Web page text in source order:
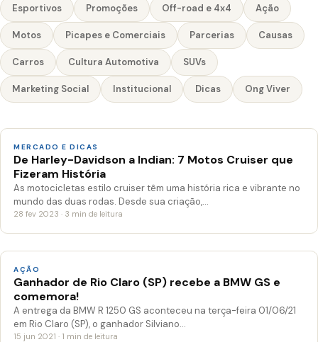
Esportivos Promoções Off-road e 4x4 Ação
Motos Picapes e Comerciais Parcerias Causas
Carros Cultura Automotiva SUVs
Marketing Social Institucional Dicas Ong Viver
MERCADO E DICAS
De Harley-Davidson a Indian: 7 Motos Cruiser que
Fizeram História
As motocicletas estilo cruiser têm uma história rica e vibrante no
mundo das duas rodas. Desde sua criação,…
28 fev 2023 · 3 min de leitura
AÇÃO
Ganhador de Rio Claro (SP) recebe a BMW GS e
comemora!
A entrega da BMW R 1250 GS aconteceu na terça-feira 01/06/21
em Rio Claro (SP), o ganhador Silviano…
15 jun 2021 · 1 min de leitura